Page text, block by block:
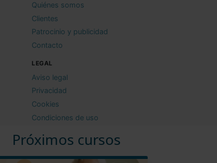
Próximos cursos
Quiénes somos
Clientes
Patrocinio y publicidad
Contacto
LEGAL
Aviso legal
Privacidad
Cookies
Condiciones de uso